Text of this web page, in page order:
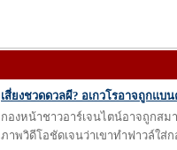
เสี่ยงชวดดวลผี? อเกวโรอาจถูกแ
กองหน้าชาวอาร์เจนไตน์อาจถูกส
ภาพวิดีโอชัดเจนว่าเขาทำฟาวล์ใส่ก